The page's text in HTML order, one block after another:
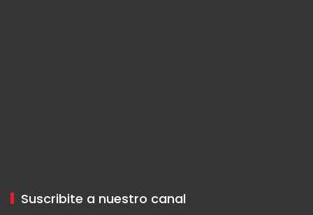
Suscribite a nuestro canal